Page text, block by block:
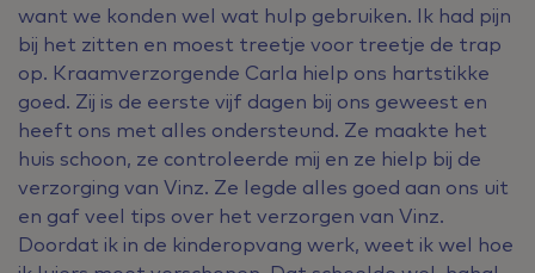
want we konden wel wat hulp gebruiken. Ik had pijn
bij het zitten en moest treetje voor treetje de trap
op. Kraamverzorgende Carla hielp ons hartstikke
goed. Zij is de eerste vijf dagen bij ons geweest en
heeft ons met alles ondersteund. Ze maakte het
huis schoon, ze controleerde mij en ze hielp bij de
verzorging van Vinz. Ze legde alles goed aan ons uit
en gaf veel tips over het verzorgen van Vinz.
Doordat ik in de kinderopvang werk, weet ik wel hoe